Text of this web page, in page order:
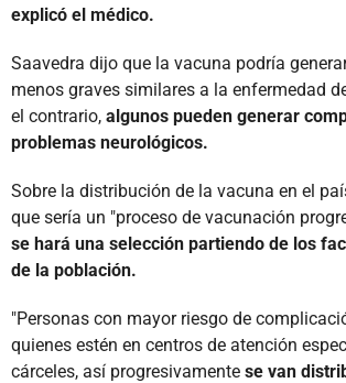
explicó el médico.
Saavedra dijo que la vacuna podría
menos graves similares a la enfermedad
el contrario, algunos pueden generar
problemas neurológicos.
Sobre la distribución de la vacuna en el
que sería un "proceso de vacunación
se hará una selección partiendo de los
de la población.
"Personas con mayor riesgo de
quienes estén en centros de atención
cárceles, así progresivamente se van